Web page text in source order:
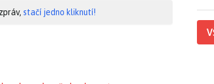
stačí jedno kliknutí!